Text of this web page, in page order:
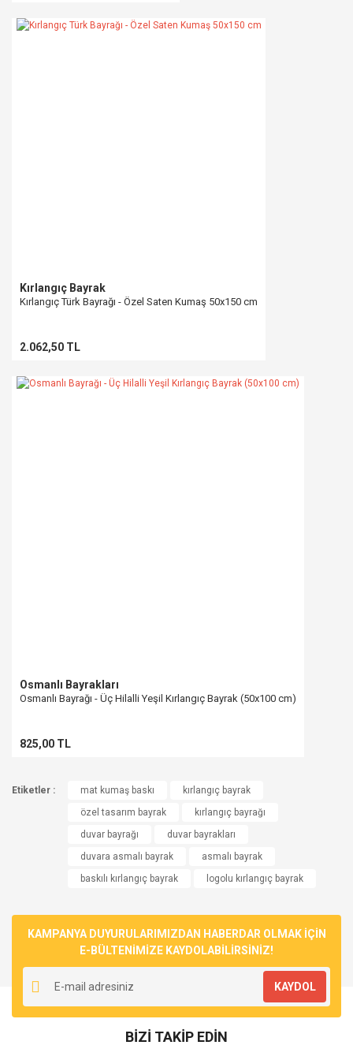
Kırlangıç Bayrak
Kırlangıç Türk Bayrağı - Özel Saten Kumaş 50x150 cm
2.062,50 TL
Osmanlı Bayrakları
Osmanlı Bayrağı - Üç Hilalli Yeşil Kırlangıç Bayrak (50x100 cm)
825,00 TL
Etiketler : mat kumaş baskı
kırlangıç bayrak
özel tasarım bayrak
kırlangıç bayrağı
duvar bayrağı
duvar bayrakları
duvara asmalı bayrak
asmalı bayrak
baskılı kırlangıç bayrak
logolu kırlangıç bayrak
KAMPANYA DUYURULARIMIZDAN HABERDAR OLMAK İÇİN
E-BÜLTENİMİZE KAYDOLABİLİRSİNİZ!
KAYDOL
BİZİ TAKİP EDİN